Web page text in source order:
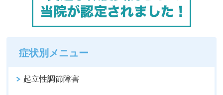
症状別メニュー
起立性調節障害